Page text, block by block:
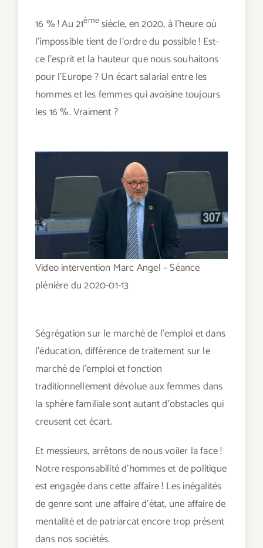
16 % ! Au 21èmesiècle, en 2020, à l’heure où
l’impossible tient de l’ordre du possible ! Est-
ce l’esprit et la hauteur que nous souhaitons
pour l’Europe ? Un écart salarial entre les
hommes et les femmes qui avoisine toujours
les 16 %. Vraiment ?
Video intervention Marc Angel – Séance
plénière du 2020-01-13
Ségrégation sur le marché de l’emploi et dans
l’éducation, différence de traitement sur le
marché de l’emploi et fonction
traditionnellement dévolue aux femmes dans
la sphère familiale sont autant d’obstacles qui
creusent cet écart.
Et messieurs, arrêtons de nous voiler la face !
Notre responsabilité d’hommes et de politique
est engagée dans cette affaire ! Les inégalités
de genre sont une affaire d’état, une affaire de
mentalité et de patriarcat encore trop présent
dans nos sociétés.